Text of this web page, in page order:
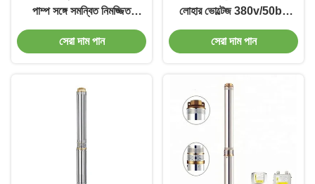
পাম্প সঙ্গে সমন্বিত নিমজ্জিত
ভূগর্ভস্থ ভাল পাম্পিং জন্য
সেরা দাম পান
লোহার ভোল্টেজ 380v/50bz
জন্য উচ্চ দক্ষতা বোরওয়েল
সাবমারসিবল পাম্প
সেরা দাম পান